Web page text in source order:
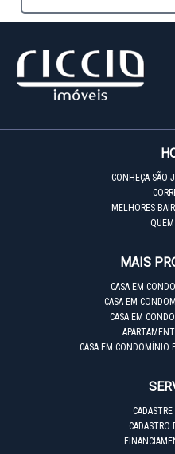
CONHEÇA SÃO
MELHORES
MAIS
CASA EM
CASA EM
CASA EM
CASA EM CONDOMÍNIO
CADASTRO